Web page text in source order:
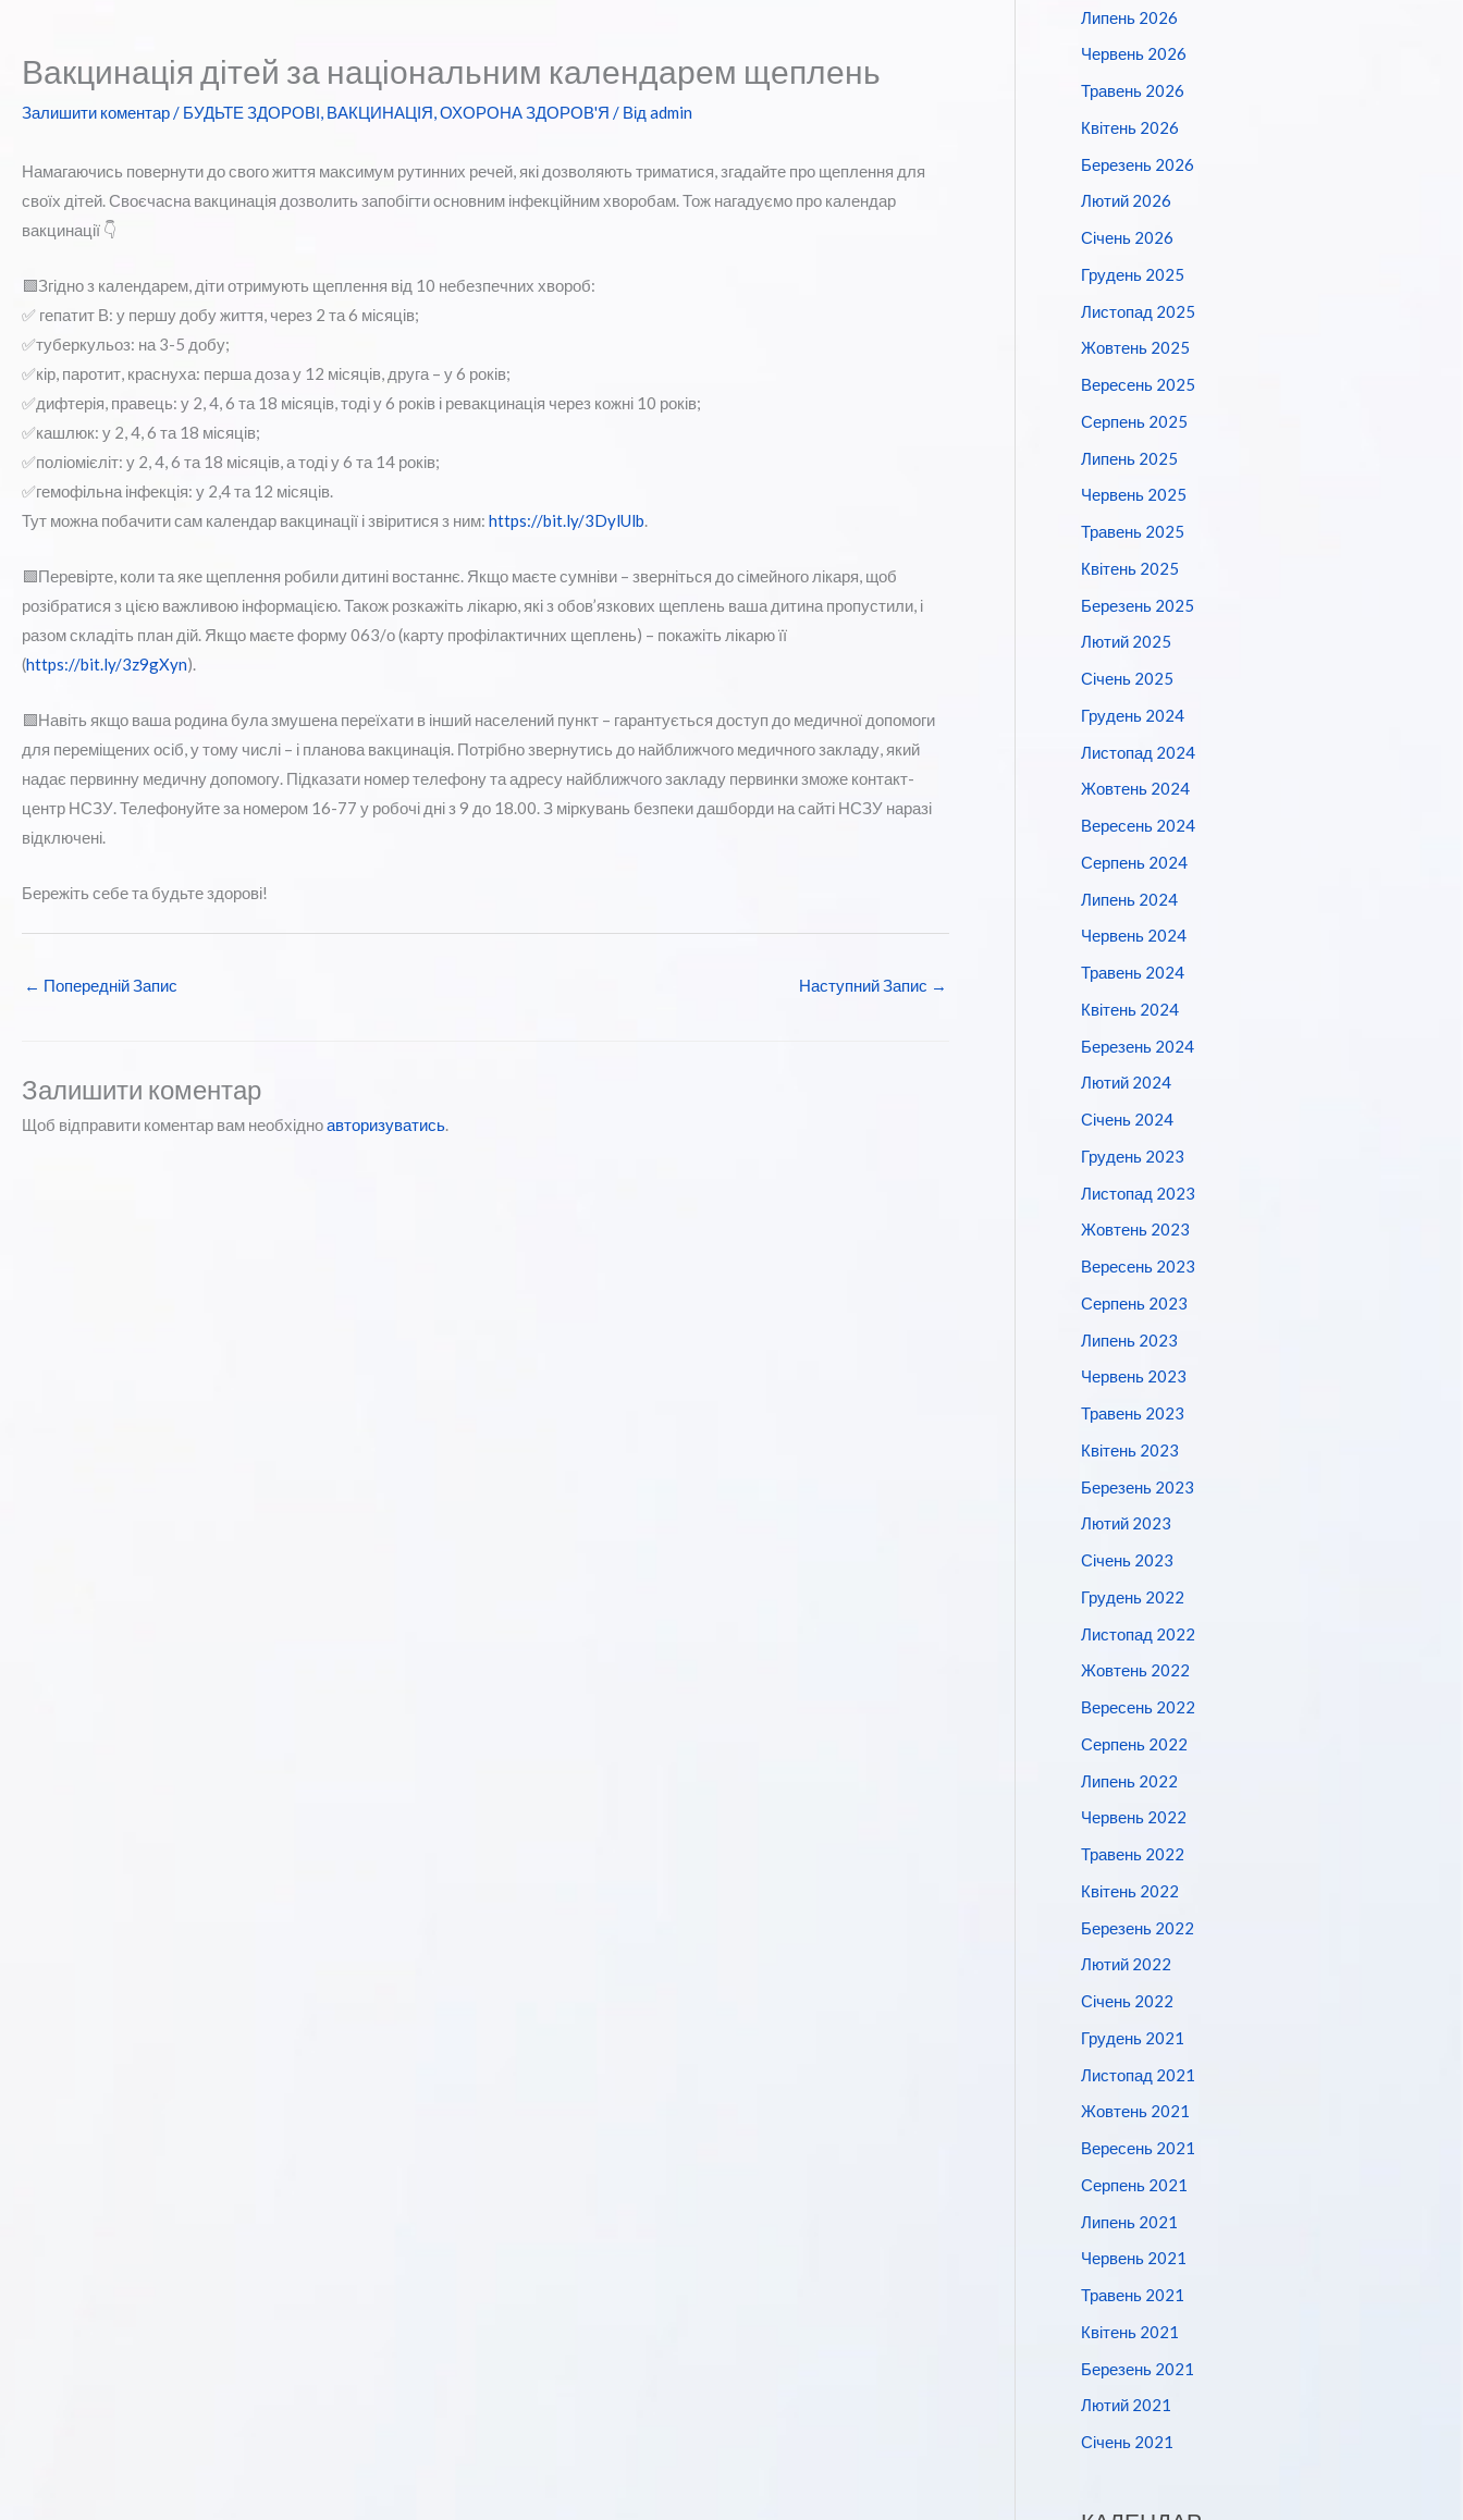
Вакцинація дітей за національним календарем щеплень
Залишити коментар/ БУДЬТЕ ЗДОРОВІ, ВАКЦИНАЦІЯ,ОХОРОНА ЗДОРОВ'Я / Від admin
Намагаючись повернути до свого життя максимум рутинних речей, які дозволяють триматися, згадайте про щеплення для
своїх дітей. Своєчасна вакцинація дозволить запобігти основним інфекційним хворобам. Тож нагадуємо про календар
вакцинації 👇
🟩Згідно з календарем, діти отримують щеплення від 10 небезпечних хвороб:
✅ гепатит В: у першу добу життя, через 2 та 6 місяців;
✅туберкульоз: на 3-5 добу;
✅кір, паротит, краснуха: перша доза у 12 місяців, друга – у 6 років;
✅дифтерія, правець: у 2, 4, 6 та 18 місяців, тоді у 6 років і ревакцинація через кожні 10 років;
✅кашлюк: у 2, 4, 6 та 18 місяців;
✅поліомієліт: у 2, 4, 6 та 18 місяців, а тоді у 6 та 14 років;
✅гемофільна інфекція: у 2,4 та 12 місяців.
Тут можна побачити сам календар вакцинації і звіритися з ним: https://bit.ly/3DylUlb.
🟩Перевірте, коли та яке щеплення робили дитині востаннє. Якщо маєте сумніви – зверніться до сімейного лікаря, щоб
розібратися з цією важливою інформацією. Також розкажіть лікарю, які з обов’язкових щеплень ваша дитина пропустили, і
разом складіть план дій. Якщо маєте форму 063/о (карту профілактичних щеплень) – покажіть лікарю її
(https://bit.ly/3z9gXyn).
🟩Навіть якщо ваша родина була змушена переїхати в інший населений пункт – гарантується доступ до медичної допомоги
для переміщених осіб, у тому числі – і планова вакцинація. Потрібно звернутись до найближчого медичного закладу, який
надає первинну медичну допомогу. Підказати номер телефону та адресу найближчого закладу первинки зможе контакт-
центр НСЗУ. Телефонуйте за номером 16-77 у робочі дні з 9 до 18.00. З міркувань безпеки дашборди на сайті НСЗУ наразі
відключені.
Бережіть себе та будьте здорові!
← Попередній Запис Наступний Запис →
Залишити коментар
Щоб відправити коментар вам необхідноавторизуватись.
Липень 2026
Червень 2026
Травень 2026
Квітень 2026
Березень 2026
Лютий 2026
Січень 2026
Грудень 2025
Листопад 2025
Жовтень 2025
Вересень 2025
Серпень 2025
Липень 2025
Червень 2025
Травень 2025
Квітень 2025
Березень 2025
Лютий 2025
Січень 2025
Грудень 2024
Листопад 2024
Жовтень 2024
Вересень 2024
Серпень 2024
Липень 2024
Червень 2024
Травень 2024
Квітень 2024
Березень 2024
Лютий 2024
Січень 2024
Грудень 2023
Листопад 2023
Жовтень 2023
Вересень 2023
Серпень 2023
Липень 2023
Червень 2023
Травень 2023
Квітень 2023
Березень 2023
Лютий 2023
Січень 2023
Грудень 2022
Листопад 2022
Жовтень 2022
Вересень 2022
Серпень 2022
Липень 2022
Червень 2022
Травень 2022
Квітень 2022
Березень 2022
Лютий 2022
Січень 2022
Грудень 2021
Листопад 2021
Жовтень 2021
Вересень 2021
Серпень 2021
Липень 2021
Червень 2021
Травень 2021
Квітень 2021
Березень 2021
Лютий 2021
Січень 2021